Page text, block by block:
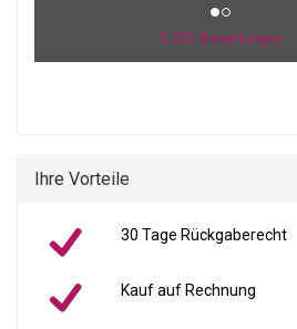
5.101 Bewertungen
Ihre Vorteile
30 Tage Rückgaberecht
Kauf auf Rechnung